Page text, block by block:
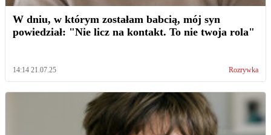
W dniu, w którym zostałam babcią, mój syn
powiedział: "Nie licz na kontakt. To nie twoja rola"
14:14 21.07.25 Rozrywka